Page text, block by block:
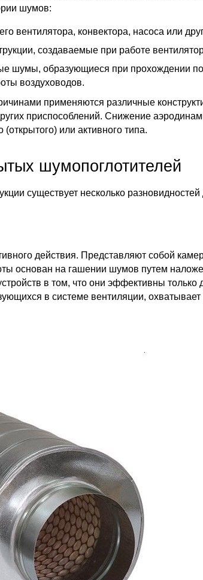
шумов:
вентилятора, конвектора, насоса или
создаваемые при работе
шумы, образующиеся при прохождении
воздуховодов.
применяются различные
приспособлений. Снижение
или активного типа.
шумопоглотителей
существует несколько
действия. Представляют собой
основан на гашении шумов путем
в том, что они эффективны
в системе вентиляции,